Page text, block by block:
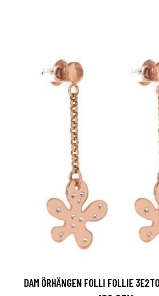
DAM ÖRHÄNGEN FOLLI FOLLIE